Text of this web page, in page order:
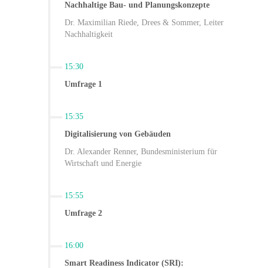
Nachhaltige Bau- und Planungskonzepte
Dr. Maximilian Riede, Drees & Sommer, Leiter
Nachhaltigkeit
15:30
Umfrage 1
15:35
Digitalisierung von Gebäuden
Dr. Alexander Renner, Bundesministerium für
Wirtschaft und Energie
15:55
Umfrage 2
16:00
Smart Readiness Indicator (SRI):